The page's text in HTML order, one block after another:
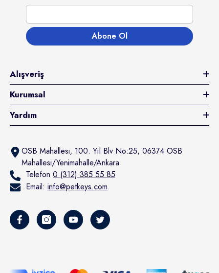
Abone Ol
Alışveriş
Kurumsal
Yardım
OSB Mahallesi, 100. Yıl Blv No:25, 06374 OSB
Mahallesi/Yenimahalle/Ankara
Telefon 0 (312) 385 55 85
Email: info@petkeys.com